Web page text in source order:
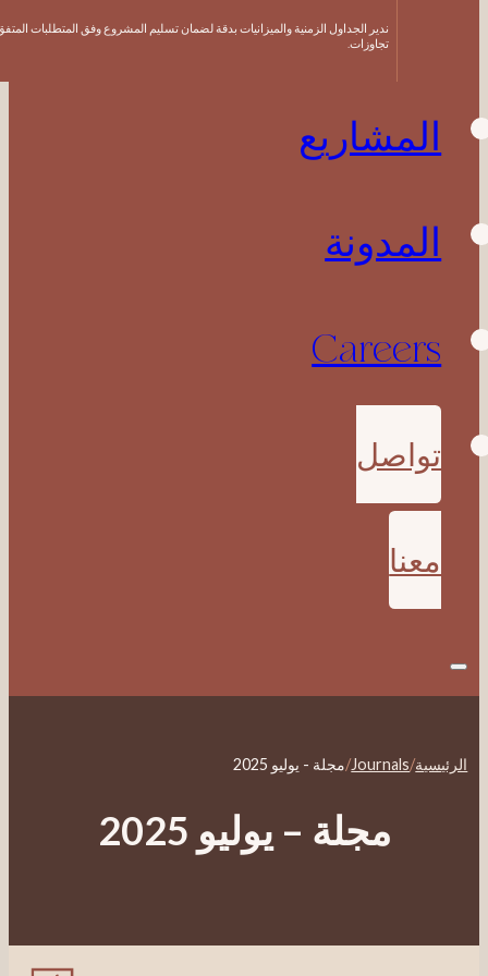
ندير الجداول الزمنية والميزانيات بدقة لضمان تسليم المشروع وفق المتطلبات المتفق عليها دون
Journals
/مجلة - يوليو 2025
مجلة – يوليو 2025